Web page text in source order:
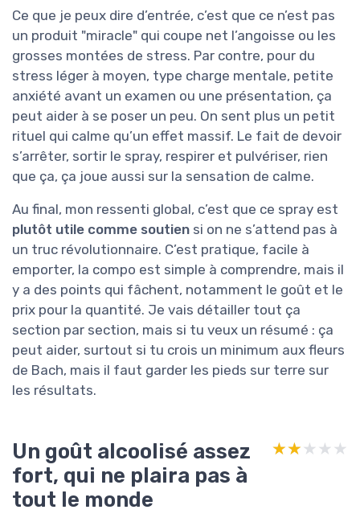
Ce que je peux dire d’entrée, c’est que ce n’est pas
un produit "miracle" qui coupe net l’angoisse ou les
grosses montées de stress. Par contre, pour du
stress léger à moyen, type charge mentale, petite
anxiété avant un examen ou une présentation, ça
peut aider à se poser un peu. On sent plus un petit
rituel qui calme qu’un effet massif. Le fait de devoir
s’arrêter, sortir le spray, respirer et pulvériser, rien
que ça, ça joue aussi sur la sensation de calme.
Au final, mon ressenti global, c’est que ce spray est
plutôt utile comme soutien si on ne s’attend pas à
un truc révolutionnaire. C’est pratique, facile à
emporter, la compo est simple à comprendre, mais il
y a des points qui fâchent, notamment le goût et le
prix pour la quantité. Je vais détailler tout ça
section par section, mais si tu veux un résumé : ça
peut aider, surtout si tu crois un minimum aux fleurs
de Bach, mais il faut garder les pieds sur terre sur
les résultats.
Un goût alcoolisé assez
fort, qui ne plaira pas à
tout le monde
★★★★★
★★★★★